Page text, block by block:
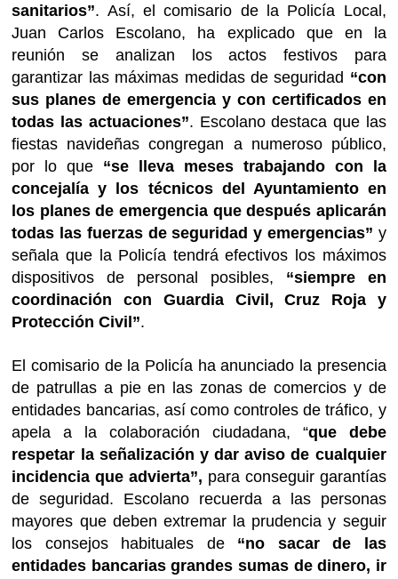
sanitarios”. Así, el comisario de la Policía Local,
Juan Carlos Escolano, ha explicado que en la
reunión se analizan los actos festivos para
garantizar las máximas medidas de seguridad “con
sus planes de emergencia y con certificados en
todas las actuaciones”. Escolano destaca que las
fiestas navideñas congregan a numeroso público,
por lo que “se lleva meses trabajando con la
concejalía y los técnicos del Ayuntamiento en
los planes de emergencia que después aplicarán
todas las fuerzas de seguridad y emergencias” y
señala que la Policía tendrá efectivos los máximos
dispositivos de personal posibles, “siempre en
coordinación con Guardia Civil, Cruz Roja y
Protección Civil”.
El comisario de la Policía ha anunciado la presencia
de patrullas a pie en las zonas de comercios y de
entidades bancarias, así como controles de tráfico, y
apela a la colaboración ciudadana, “que debe
respetar la señalización y dar aviso de cualquier
incidencia que advierta”, para conseguir garantías
de seguridad. Escolano recuerda a las personas
mayores que deben extremar la prudencia y seguir
los consejos habituales de “no sacar de las
entidades bancarias grandes sumas de dinero, ir